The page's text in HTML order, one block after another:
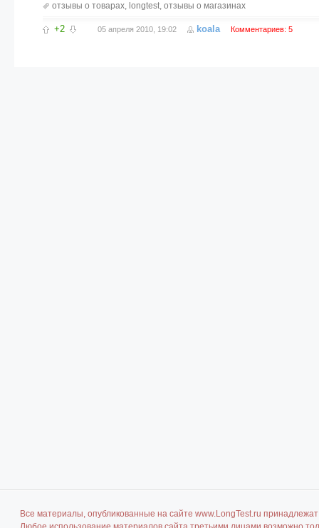
отзывы о товарах, longtest, отзывы о магазинах
+2 05 апреля 2010, 19:02 koala Комментариев: 5
Все материалы, опубликованные на сайте www.LongTest.ru